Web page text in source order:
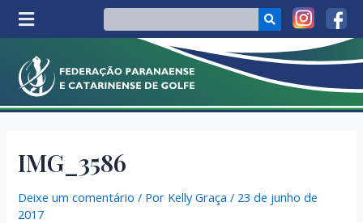
IMG_3586
Deixe um comentário / Por Kelly Graça / 23 de junho de
2017